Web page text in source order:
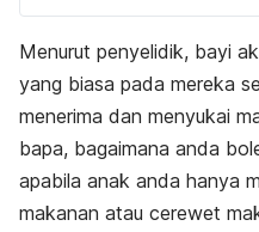
Menurut penyelidik, bayi
yang biasa pada mereka
menerima dan menyukai
bapa, bagaimana anda
apabila anak anda hanya
makanan atau cerewet